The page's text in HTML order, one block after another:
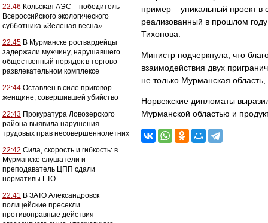
22:46 Кольская АЭС – победитель
Всероссийского экологического
субботника «Зеленая весна»
22:45 В Мурманске росгвардейцы
задержали мужчину, нарушавшего
общественный порядок в торгово-
развлекательном комплексе
22:44 Оставлен в силе приговор
женщине, совершившей убийство
22:43 Прокуратура Ловозерского
района выявила нарушения
трудовых прав несовершеннолетних
22:42 Сила, скорость и гибкость: в
Мурманске слушатели и
преподаватель ЦПП сдали
нормативы ГТО
22:41 В ЗАТО Александровск
полицейские пресекли
противоправные действия
пример – уникальный проект
реализованный в прошлом
Тихонова.
Министр подчеркнула, что
взаимодействия двух
не только Мурманская
Норвежские дипломаты
Мурманской областью и